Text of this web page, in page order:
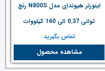
اینورتر هیوندای مدل N800S رنج
توانی 0.37 الی 160 کیلووات
تماس بگیرید
مشاهده محصول